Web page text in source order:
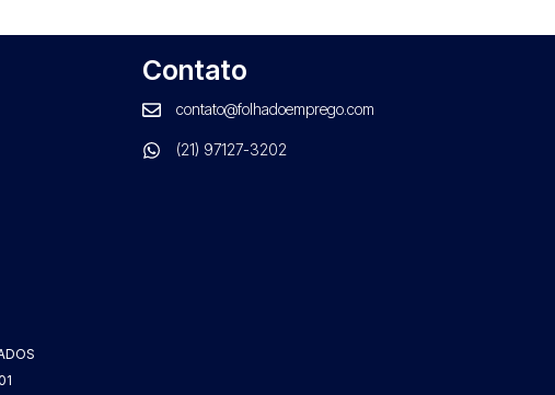
Contato
contato@folhadoemprego.com
(21) 97127-3202